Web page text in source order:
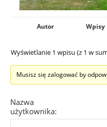
Autor Wpisy
Wyświetlanie 1 wpisu (z 1 w
Musisz się zalogować by
Nazwa
użytkownika: